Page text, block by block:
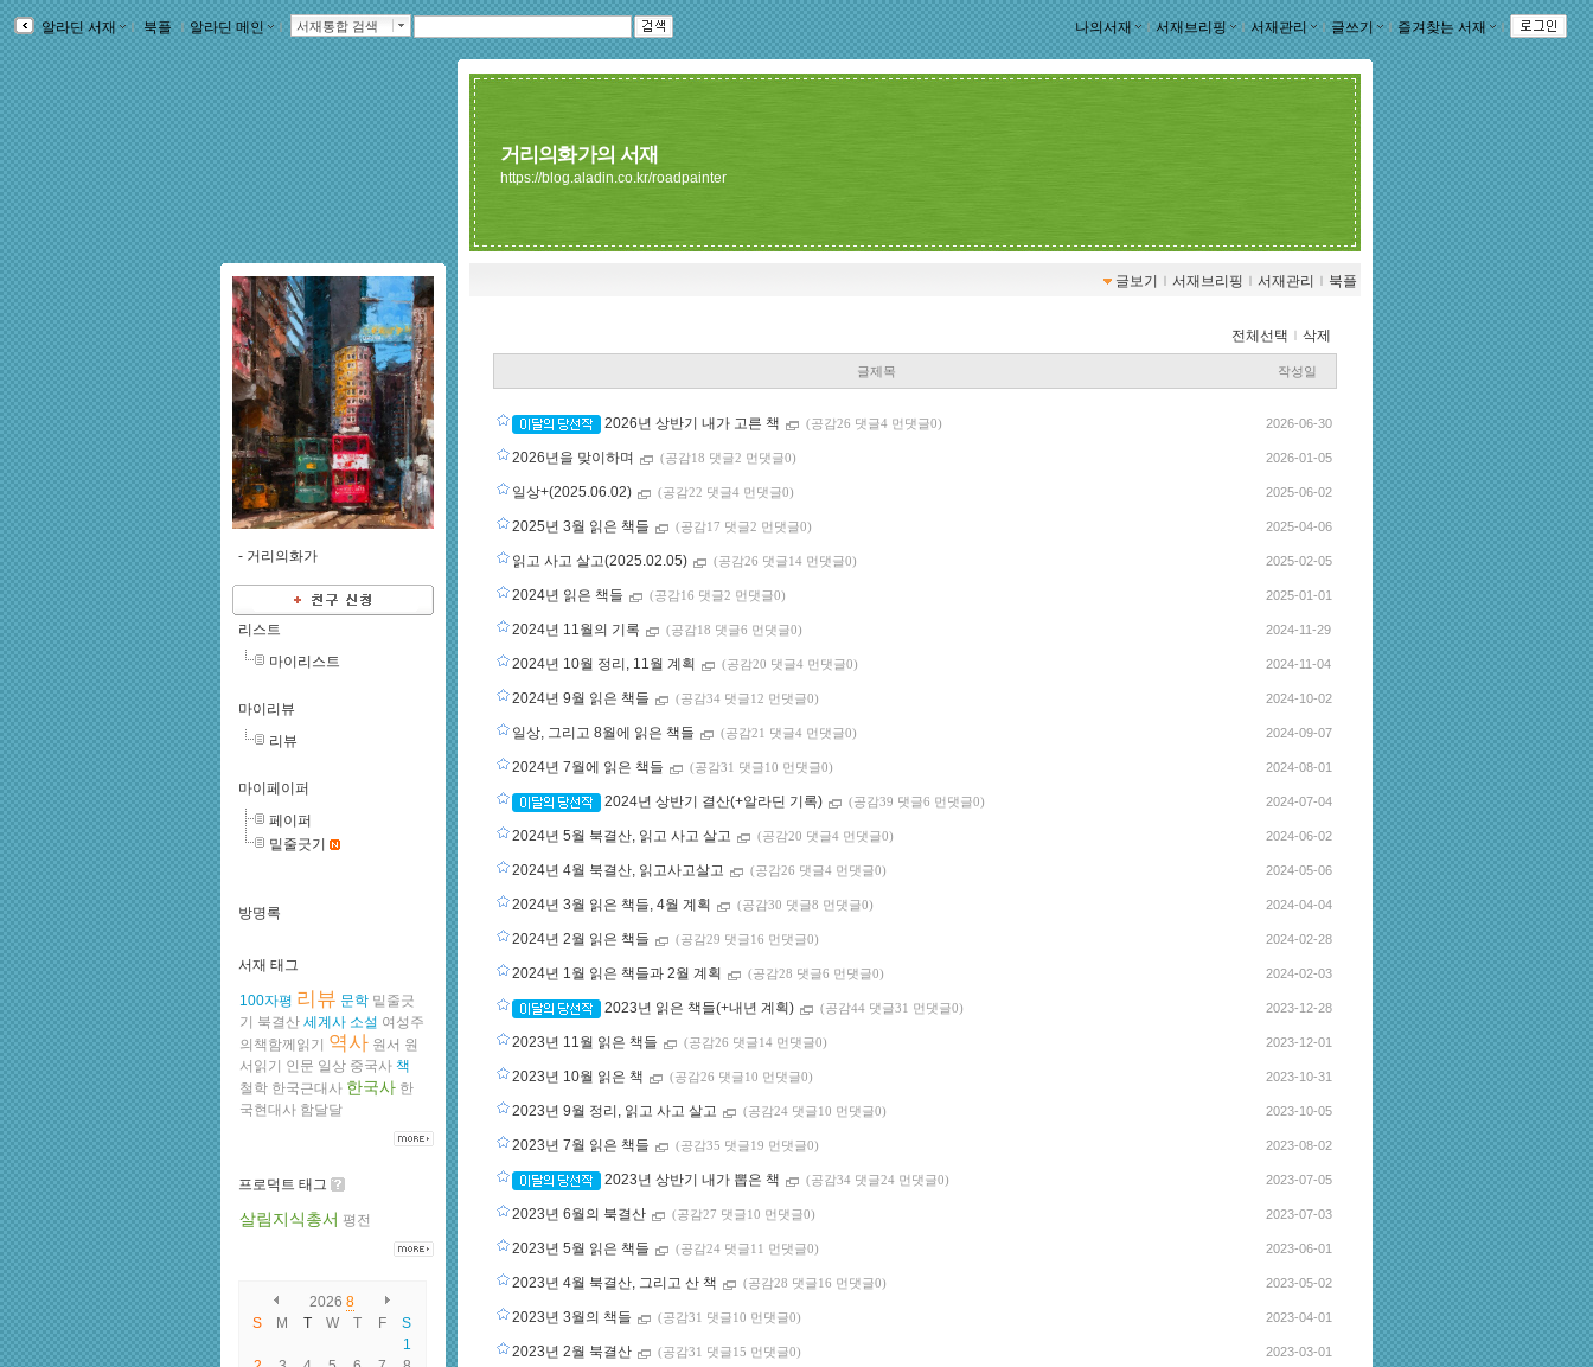
알라딘 서재 ｌ 북플 ｌ 알라딘 메인 ｌ 서재통합 검색 나의서재 ｌ 서재브리핑 ｌ 서재관리 ｌ 글쓰기 ｌ 즐겨찾는 서재 ｌ
거리의화가의 서재
https://blog.aladin.co.kr/roadpainter
글보기 ｌ 서재브리핑 ｌ 서재관리 ｌ 북플
전체선택 ｌ 삭제
글제목 작성일
2026년 상반기 내가 고른 책 (공감26 댓글4 먼댓글0) 2026-06-30
2026년을 맞이하며 (공감18 댓글2 먼댓글0) 2026-01-05
일상+(2025.06.02) (공감22 댓글4 먼댓글0) 2025-06-02
2025년 3월 읽은 책들 (공감17 댓글2 먼댓글0) 2025-04-06
읽고 사고 살고(2025.02.05) (공감26 댓글14 먼댓글0) 2025-02-05
2024년 읽은 책들 (공감16 댓글2 먼댓글0) 2025-01-01
2024년 11월의 기록 (공감18 댓글6 먼댓글0) 2024-11-29
2024년 10월 정리, 11월 계획 (공감20 댓글4 먼댓글0) 2024-11-04
2024년 9월 읽은 책들 (공감34 댓글12 먼댓글0) 2024-10-02
일상, 그리고 8월에 읽은 책들 (공감21 댓글4 먼댓글0) 2024-09-07
2024년 7월에 읽은 책들 (공감31 댓글10 먼댓글0) 2024-08-01
2024년 상반기 결산(+알라딘 기록) (공감39 댓글6 먼댓글0) 2024-07-04
2024년 5월 북결산, 읽고 사고 살고 (공감20 댓글4 먼댓글0) 2024-06-02
2024년 4월 북결산, 읽고사고살고 (공감26 댓글4 먼댓글0) 2024-05-06
2024년 3월 읽은 책들, 4월 계획 (공감30 댓글8 먼댓글0) 2024-04-04
2024년 2월 읽은 책들 (공감29 댓글16 먼댓글0) 2024-02-28
2024년 1월 읽은 책들과 2월 계획 (공감28 댓글6 먼댓글0) 2024-02-03
2023년 읽은 책들(+내년 계획) (공감44 댓글31 먼댓글0) 2023-12-28
2023년 11월 읽은 책들 (공감26 댓글14 먼댓글0) 2023-12-01
2023년 10월 읽은 책 (공감26 댓글10 먼댓글0) 2023-10-31
2023년 9월 정리, 읽고 사고 살고 (공감24 댓글10 먼댓글0) 2023-10-05
2023년 7월 읽은 책들 (공감35 댓글19 먼댓글0) 2023-08-02
2023년 상반기 내가 뽑은 책 (공감34 댓글24 먼댓글0) 2023-07-05
2023년 6월의 북결산 (공감27 댓글10 먼댓글0) 2023-07-03
2023년 5월 읽은 책들 (공감24 댓글11 먼댓글0) 2023-06-01
2023년 4월 북결산, 그리고 산 책 (공감28 댓글16 먼댓글0) 2023-05-02
2023년 3월의 책들 (공감31 댓글10 먼댓글0) 2023-04-01
2023년 2월 북결산 (공감31 댓글15 먼댓글0) 2023-03-01
- 거리의화가
리스트
마이리스트
마이리뷰
리뷰
마이페이퍼
페이퍼
밑줄긋기
방명록
서재 태그
100자평 리뷰 문학 밑줄긋
기 북결산 세계사 소설 여성주
의책함께읽기 역사 원서 원
서읽기 인문 일상 중국사 책
철학 한국근대사 한국사 한
국현대사 함달달
프로덕트 태그
살림지식총서 평전
2026 8
S
M T W T F
S
1